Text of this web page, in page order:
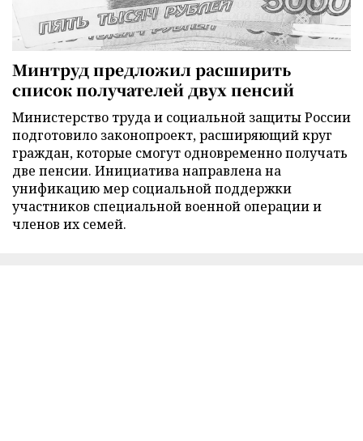
Минтруд предложил расширить
список получателей двух пенсий
Министерство труда и социальной защиты России
подготовило законопроект, расширяющий круг
граждан, которые смогут одновременно получать
две пенсии. Инициатива направлена на
унификацию мер социальной поддержки
участников специальной военной операции и
членов их семей.